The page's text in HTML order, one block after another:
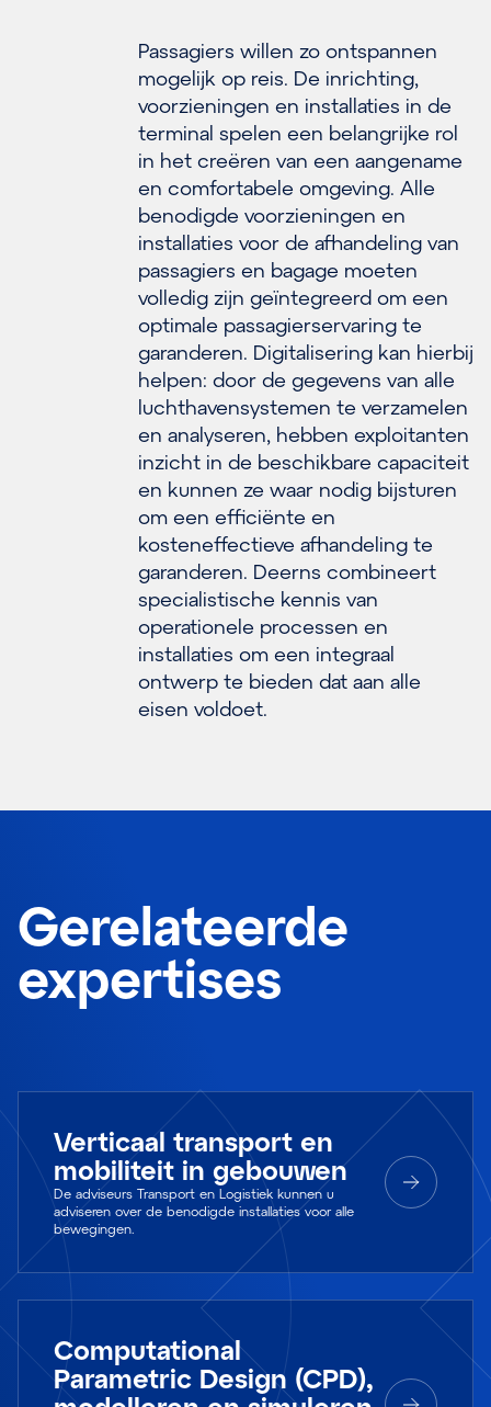
Passagiers willen zo ontspannen
mogelijk op reis. De inrichting,
voorzieningen en installaties in de
terminal spelen een belangrijke rol
in het creëren van een aangename
en comfortabele omgeving. Alle
benodigde voorzieningen en
installaties voor de afhandeling van
passagiers en bagage moeten
volledig zijn geïntegreerd om een
optimale passagierservaring te
garanderen. Digitalisering kan hierbij
helpen: door de gegevens van alle
luchthavensystemen te verzamelen
en analyseren, hebben exploitanten
inzicht in de beschikbare capaciteit
en kunnen ze waar nodig bijsturen
om een efficiënte en
kosteneffectieve afhandeling te
garanderen. Deerns combineert
specialistische kennis van
operationele processen en
installaties om een integraal
ontwerp te bieden dat aan alle
eisen voldoet.
Gerelateerde
expertises
Verticaal transport en
mobiliteit in gebouwen
De adviseurs Transport en Logistiek kunnen u
adviseren over de benodigde installaties voor alle
bewegingen.
Computational
Parametric Design (CPD),